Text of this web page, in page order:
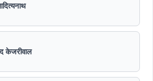
रखें, तकनीकी दक्षता के साथ अपनी
डॉ. यादव
दौरे पर रहेंगे अधिकारी : मुख्यमंत्री डॉ. यादव
सांस्कृतिक विरासत, कौशल और
केजरीवाल